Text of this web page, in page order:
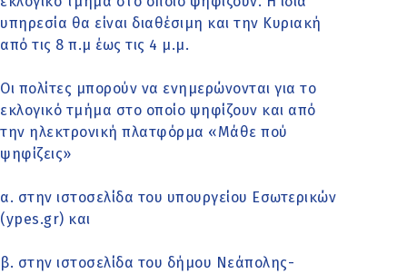
υπηρεσία θα είναι διαθέσιμη και την Κυριακή
από τις 8 π.μ έως τις 4 μ.μ.
Οι πολίτες μπορούν να ενημερώνονται για το
εκλογικό τμήμα στο οποίο ψηφίζουν και από
την ηλεκτρονική πλατφόρμα «Μάθε πού
ψηφίζεις»
α. στην ιστοσελίδα του υπουργείου Εσωτερικών
(ypes.gr) και
β. στην ιστοσελίδα του δήμου Νεάπολης-